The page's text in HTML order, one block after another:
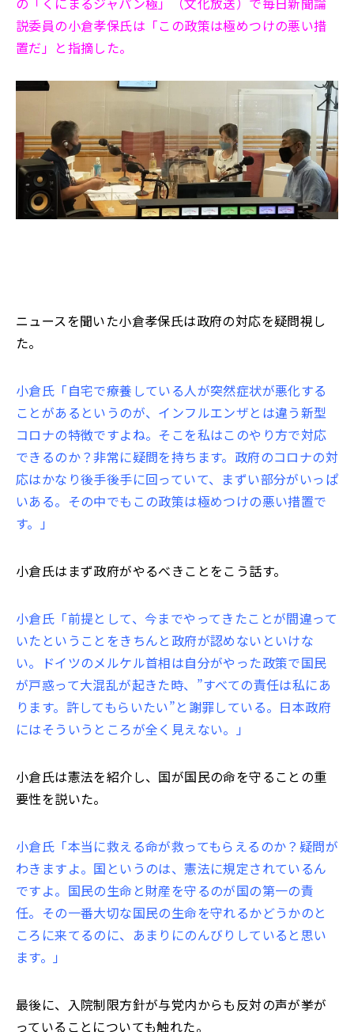
説委員の小倉孝保氏は「この政策は極めつけの悪い措
置だ」と指摘した。
ニュースを聞いた小倉孝保氏は政府の対応を疑問視し
た。
小倉氏「自宅で療養している人が突然症状が悪化する
ことがあるというのが、インフルエンザとは違う新型
コロナの特徴ですよね。そこを私はこのやり方で対応
できるのか？非常に疑問を持ちます。政府のコロナの対
応はかなり後手後手に回っていて、まずい部分がいっぱ
いある。その中でもこの政策は極めつけの悪い措置で
す。」
小倉氏はまず政府がやるべきことをこう話す。
小倉氏「前提として、今までやってきたことが間違って
いたということをきちんと政府が認めないといけな
い。ドイツのメルケル首相は自分がやった政策で国民
が戸惑って大混乱が起きた時、”すべての責任は私にあ
ります。許してもらいたい”と謝罪している。日本政府
にはそういうところが全く見えない。」
小倉氏は憲法を紹介し、国が国民の命を守ることの重
要性を説いた。
小倉氏「本当に救える命が救ってもらえるのか？疑問が
わきますよ。国というのは、憲法に規定されているん
ですよ。国民の生命と財産を守るのが国の第一の責
任。その一番大切な国民の生命を守れるかどうかのと
ころに来てるのに、あまりにのんびりしていると思い
ます。」
最後に、入院制限方針が与党内からも反対の声が挙が
っていることについても触れた。